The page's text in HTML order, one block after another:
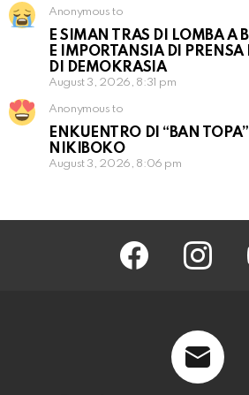
Anonymous to
E SIMAN TRAS DI LOMBA A
E IMPORTANSIA DI
DI DEMOKRASIA
August 3, 2026, 8:31 pm
Anonymous to
ENKUENTRO DI “BAN
NIKIBOKO
August 3, 2026, 8:06 pm
facebook